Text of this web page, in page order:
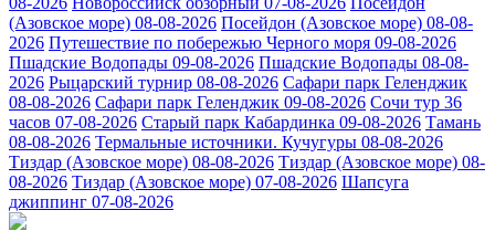
(Азовское море) 08-08-2026 Посейдон (Азовское море) 08-08-
2026 Путешествие по побережью Черного моря 09-08-2026
Пшадские Водопады 09-08-2026 Пшадские Водопады 08-08-
2026 Рыцарский турнир 08-08-2026 Сафари парк Геленджик
08-08-2026 Сафари парк Геленджик 09-08-2026 Сочи тур 36
часов 07-08-2026 Старый парк Кабардинка 09-08-2026 Тамань
08-08-2026 Термальные источники. Кучугуры 08-08-2026
Тиздар (Азовское море) 08-08-2026 Тиздар (Азовское море) 08-
08-2026 Тиздар (Азовское море) 07-08-2026 Шапсуга
джиппинг 07-08-2026